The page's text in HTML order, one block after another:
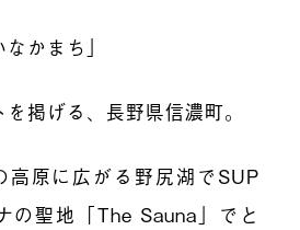
かまち」
掲げる、長野県信濃町。
原に広がる野尻湖でSUP
の聖地「The Sauna」でと